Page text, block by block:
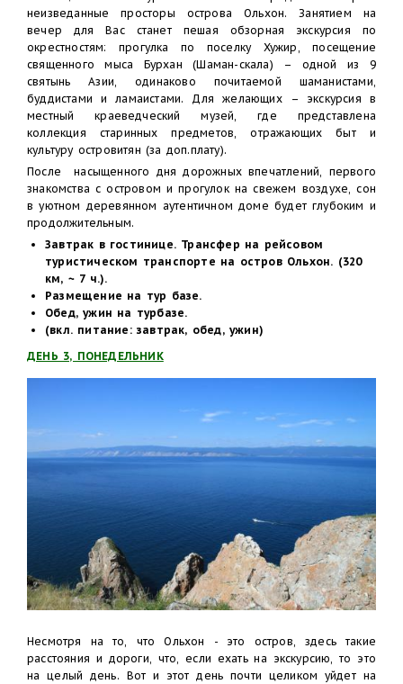
неизведанные просторы острова Ольхон. Занятием на
вечер для Вас станет пешая обзорная экскурсия по
окрестностям: прогулка по поселку Хужир, посещение
священного мыса Бурхан (Шаман-скала) – одной из 9
святынь Азии, одинаково почитаемой шаманистами,
буддистами и ламаистами. Для желающих – экскурсия в
местный краеведческий музей, где представлена
коллекция старинных предметов, отражающих быт и
культуру островитян (за доп.плату).
После насыщенного дня дорожных впечатлений, первого
знакомства с островом и прогулок на свежем воздухе, сон
в уютном деревянном аутентичном доме будет глубоким и
продолжительным.
Завтрак в гостинице. Трансфер на рейсовом
туристическом транспорте на остров Ольхон. (320
км, ~ 7 ч.).
Размещение на тур базе.
Обед, ужин на турбазе.
(вкл. питание: завтрак, обед, ужин)
ДЕНЬ 3, ПОНЕДЕЛЬНИК
Несмотря на то, что Ольхон - это остров, здесь такие
расстояния и дороги, что, если ехать на экскурсию, то это
на целый день. Вот и этот день почти целиком уйдет на